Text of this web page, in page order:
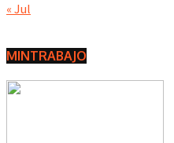
« Jul
MINTRABAJO